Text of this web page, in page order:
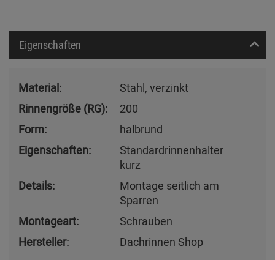
Eigenschaften
Material:
Stahl, verzinkt
Rinnengröße (RG):
200
Form:
halbrund
Eigenschaften:
Standardrinnenhalter
kurz
Details:
Montage seitlich am
Sparren
Montageart:
Schrauben
Hersteller:
Dachrinnen Shop